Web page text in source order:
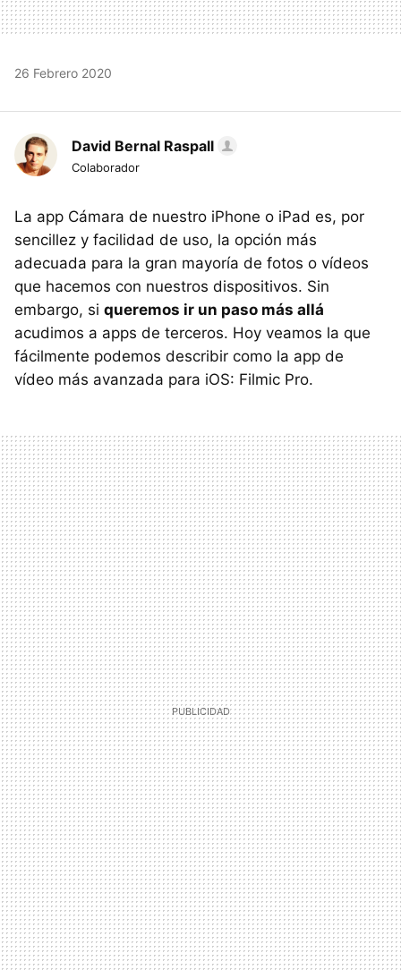
26 Febrero 2020
David Bernal Raspall
Colaborador
La app Cámara de nuestro iPhone o iPad es, por
sencillez y facilidad de uso, la opción más
adecuada para la gran mayoría de fotos o vídeos
que hacemos con nuestros dispositivos. Sin
embargo, si queremos ir un paso más allá
acudimos a apps de terceros. Hoy veamos la que
fácilmente podemos describir como la app de
vídeo más avanzada para iOS: Filmic Pro.